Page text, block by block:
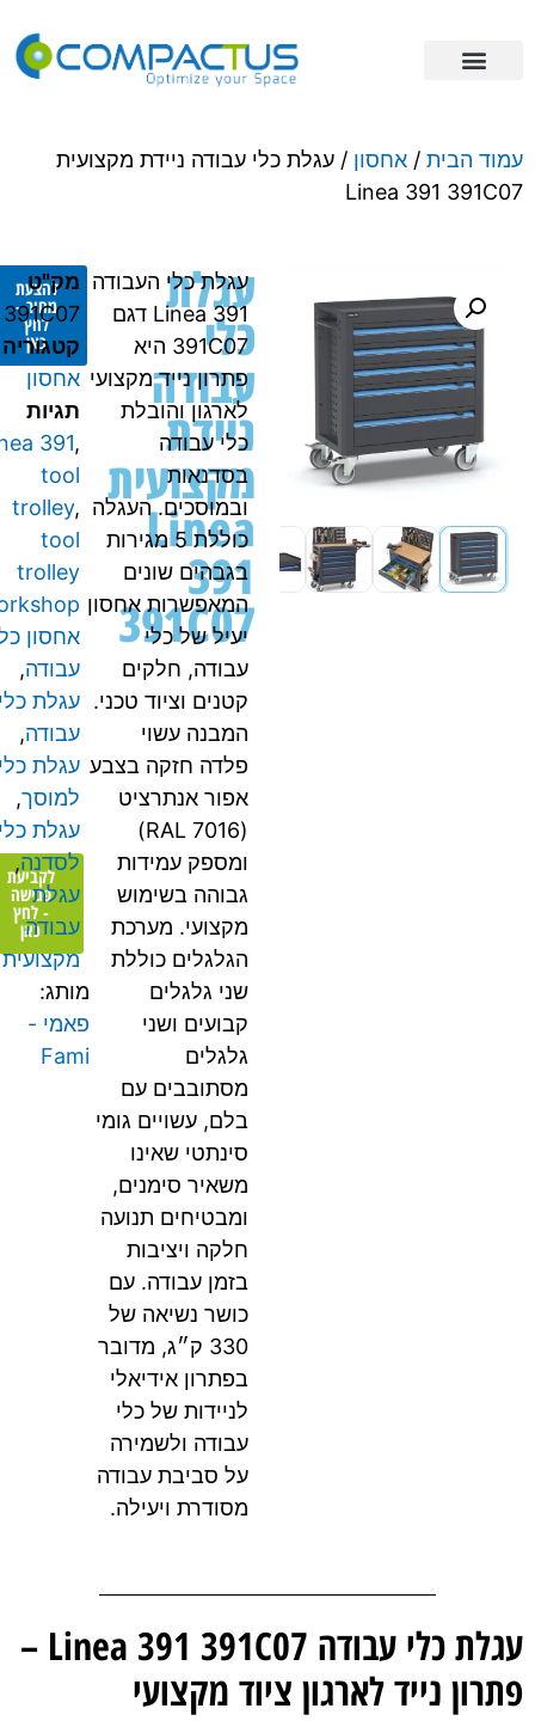
הבית/אחסון/ עגלת כלי עבודה​ ניידת מקצועית
Linea 391
עגלת
כלי
עבודה​
ניידת
מקצועית
Linea
391
391C07
עגלת כלי העבודה
Linea 391 דגם
391C07 היא
פתרון נייד מקצועי
לארגון והובלת
כלי עבודה
בסדנאות
ובמוסכים. העגלה
כוללת 5 מגירות
בגבהים שונים
המאפשרות אחסון
יעיל של כלי
עבודה, חלקים
קטנים וציוד טכני.
המבנה עשוי
פלדה חזקה בצבע
אפור אנתרציט
(RAL 7016)
ומספק עמידות
גבוהה בשימוש
מקצועי. מערכת
הגלגלים כוללת
שני גלגלים
קבועים ושני
גלגלים
מסתובבים עם
בלם, עשויים גומי
סינתטי שאינו
משאיר סימנים,
ומבטיחים תנועה
חלקה ויציבות
בזמן עבודה. עם
כושר נשיאה של
330 ק״ג, מדובר
בפתרון אידיאלי
לניידות של כלי
עבודה ולשמירה
על סביבת עבודה
מסודרת ויעילה.
להצעת
מחיר -
לחץ
כאן
לקביעת
פגישה
- לחץ
כאן
מק"ט
391C07
קטגוריה
אחסון
תגיות
Linea 391
tool
trolley,
tool
trolley
workshop
,
אחסון כלי
עבודה,
עגלת כלי
עבודה,
עגלת כלים
למוסך,
עגלת כלים
לסדנה,
עגלת
עבודה
מקצועית
מותג:
פאמי -
Fami
עגלת כלי עבודה Linea 391 391C07 –
נייד לארגון ציוד מקצועי